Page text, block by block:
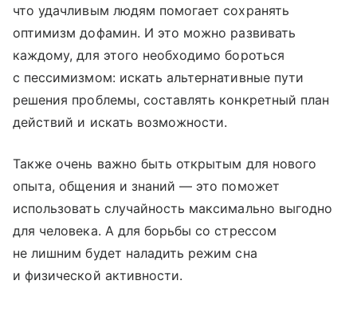
что удачливым людям помогает сохранять
оптимизм дофамин. И это можно развивать
каждому, для этого необходимо бороться
с пессимизмом: искать альтернативные пути
решения проблемы, составлять конкретный план
действий и искать возможности.
Также очень важно быть открытым для нового
опыта, общения и знаний — это поможет
использовать случайность максимально выгодно
для человека. А для борьбы со стрессом
не лишним будет наладить режим сна
и физической активности.